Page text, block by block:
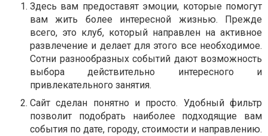
Здесь вам предоставят эмоции, которые помогут
вам жить более интересной жизнью. Прежде
всего, это клуб, который направлен на активное
развлечение и делает для этого все необходимое.
Сотни разнообразных событий дают возможность
выбора действительно интересного и
привлекательного занятия.
Сайт сделан понятно и просто. Удобный фильтр
позволит подобрать наиболее подходящие вам
события по дате, городу, стоимости и направлению.